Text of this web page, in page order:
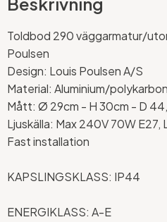
Toldbod 290 väggarmatur/
Poulsen
Design: Louis Poulsen A/S
Material: Aluminium/
Mått: Ø 29cm - H 30cm - D
Ljuskälla: Max 240V 70W E27,
Fast installation
KAPSLINGSKLASS: IP44
ENERGIKLASS: A-E